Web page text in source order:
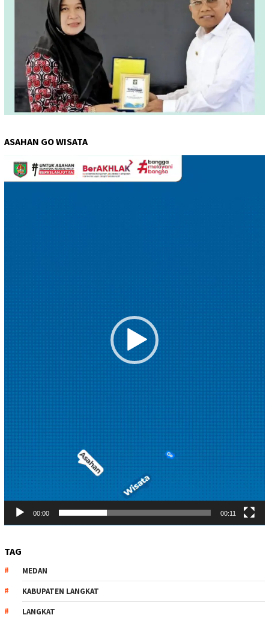
ASAHAN GO WISATA
Pemutar
Video
00:00 00:11
TAG
MEDAN
KABUPATEN LANGKAT
LANGKAT